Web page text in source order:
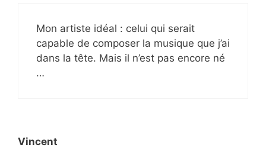
Mon artiste idéal : celui qui serait
capable de composer la musique que j’ai
dans la tête. Mais il n’est pas encore né
…
Vincent